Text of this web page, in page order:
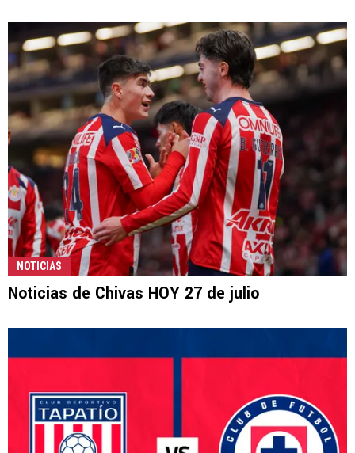
NOTICIAS
Noticias de Chivas HOY 27 de julio